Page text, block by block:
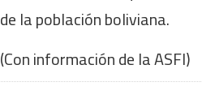
de la población boliviana.
(Con información de la ASFI)